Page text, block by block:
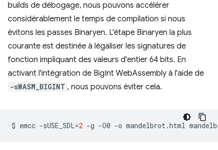
builds de débogage, nous pouvons accélérer
considérablement le temps de compilation si nous
évitons les passes Binaryen. L'étape Binaryen la plus
courante est destinée à légaliser les signatures de
fonction impliquant des valeurs d'entier 64 bits. En
activant l'intégration de BigInt WebAssembly à l'aide de
-sWASM_BIGINT , nous pouvons éviter cela.
$ emcc -sUSE_SDL=2 -g -O0 -o mandelbrot.html